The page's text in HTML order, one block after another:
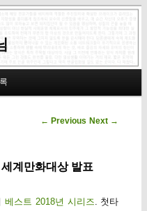
Post navigation
← Previous Next →
계만화대상 발표
베스트 2018년 시리즈 . 첫타